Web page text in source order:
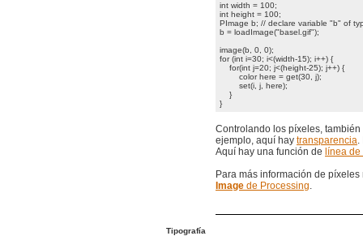
int width = 100;
int height = 100;
PImage b; // declare variable "b" of
b = loadImage("basel.gif");
image(b, 0, 0);
for (int i=30; i<(width-15); i++) {
for(int j=20; j<(height-25); j++) {
color here = get(30, j);
set(i, j, here);
}
}
Controlando los píxeles,
ejemplo, aquí hay transparencia.
Aquí hay una función de línea
Para más información de
Image de Processing.
Tipografía